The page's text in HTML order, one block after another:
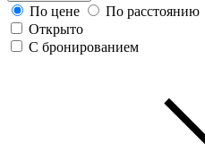
По цене
По расстоянию
Открыто
С бронированием